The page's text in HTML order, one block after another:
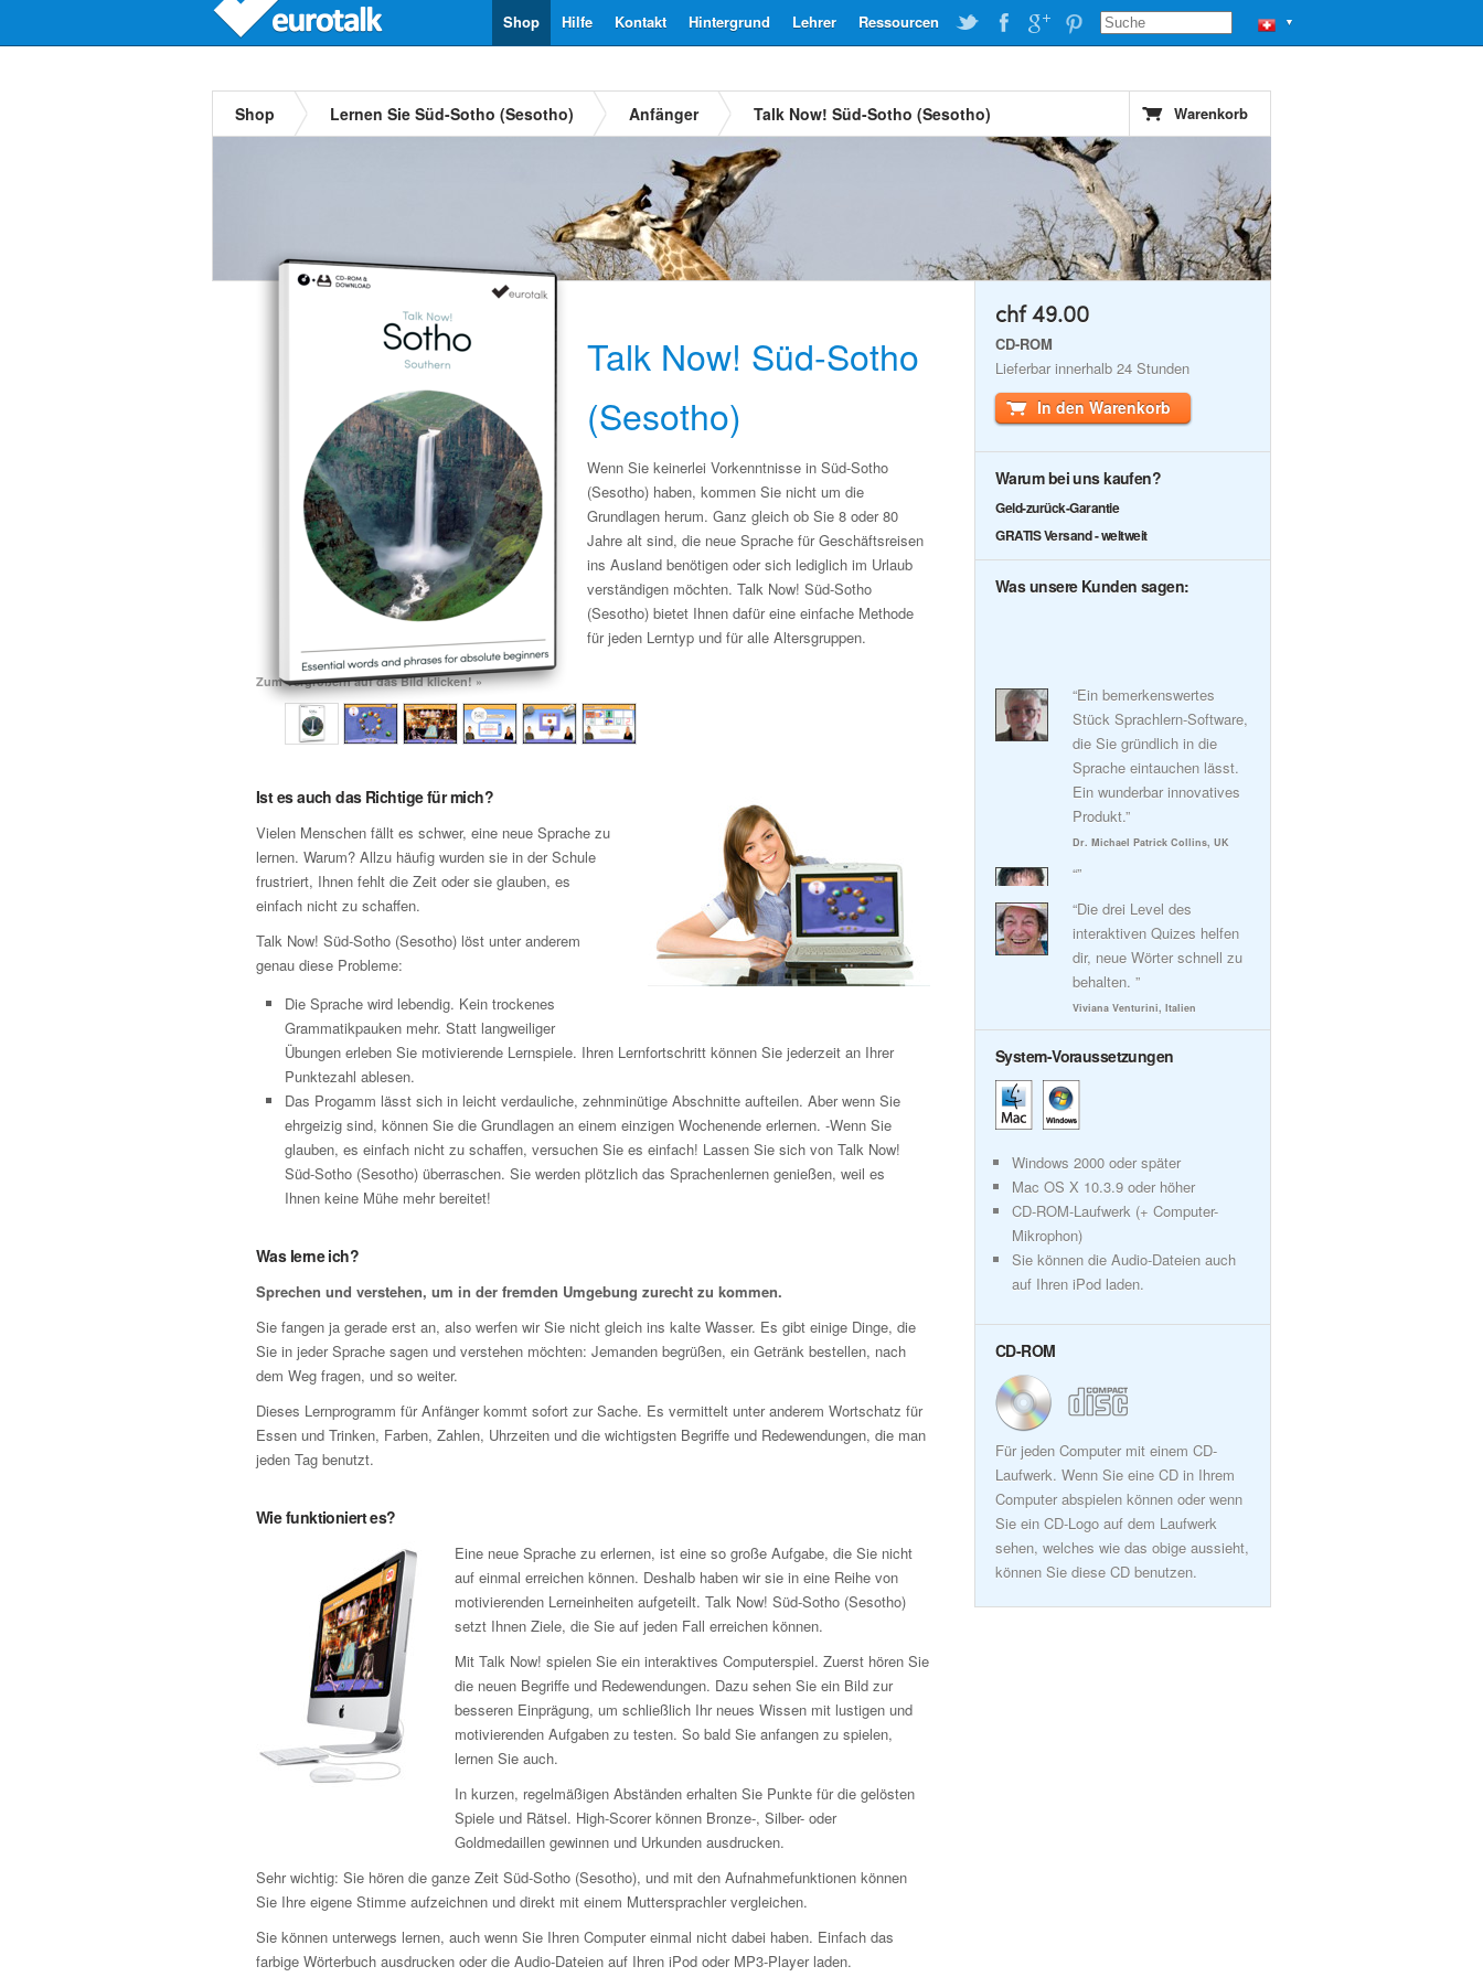
▼
Ressourcen
Lehrer
Hintergrund
Kontakt
Hilfe
Shop
Shop Lernen Sie Süd-Sotho (Sesotho) Anfänger Talk Now! Süd-Sotho (Sesotho) Warenkorb
Talk Now! Süd-Sotho
(Sesotho)
Wenn Sie keinerlei Vorkenntnisse in Süd-Sotho
(Sesotho) haben, kommen Sie nicht um die
Grundlagen herum. Ganz gleich ob Sie 8 oder 80
Jahre alt sind, die neue Sprache für Geschäftsreisen
ins Ausland benötigen oder sich lediglich im Urlaub
verständigen möchten. Talk Now! Süd-Sotho
(Sesotho) bietet Ihnen dafür eine einfache Methode
für jeden Lerntyp und für alle Altersgruppen.
Zum Vergrößern auf das Bild klicken! »
Ist es auch das Richtige für mich?
Vielen Menschen fällt es schwer, eine neue Sprache zu
lernen. Warum? Allzu häufig wurden sie in der Schule
frustriert, Ihnen fehlt die Zeit oder sie glauben, es
einfach nicht zu schaffen.
Talk Now! Süd-Sotho (Sesotho) löst unter anderem
genau diese Probleme:
Die Sprache wird lebendig. Kein trockenes
Grammatikpauken mehr. Statt langweiliger
Übungen erleben Sie motivierende Lernspiele. Ihren Lernfortschritt können Sie jederzeit an Ihrer
Punktezahl ablesen.
Das Progamm lässt sich in leicht verdauliche, zehnminütige Abschnitte aufteilen. Aber wenn Sie
ehrgeizig sind, können Sie die Grundlagen an einem einzigen Wochenende erlernen. -Wenn Sie
glauben, es einfach nicht zu schaffen, versuchen Sie es einfach! Lassen Sie sich von Talk Now!
Süd-Sotho (Sesotho) überraschen. Sie werden plötzlich das Sprachenlernen genießen, weil es
Ihnen keine Mühe mehr bereitet!
Was lerne ich?
Sprechen und verstehen, um in der fremden Umgebung zurecht zu kommen.
Sie fangen ja gerade erst an, also werfen wir Sie nicht gleich ins kalte Wasser. Es gibt einige Dinge, die
Sie in jeder Sprache sagen und verstehen möchten: Jemanden begrüßen, ein Getränk bestellen, nach
dem Weg fragen, und so weiter.
Dieses Lernprogramm für Anfänger kommt sofort zur Sache. Es vermittelt unter anderem Wortschatz für
Essen und Trinken, Farben, Zahlen, Uhrzeiten und die wichtigsten Begriffe und Redewendungen, die man
jeden Tag benutzt.
Wie funktioniert es?
Eine neue Sprache zu erlernen, ist eine so große Aufgabe, die Sie nicht
auf einmal erreichen können. Deshalb haben wir sie in eine Reihe von
motivierenden Lerneinheiten aufgeteilt. Talk Now! Süd-Sotho (Sesotho)
setzt Ihnen Ziele, die Sie auf jeden Fall erreichen können.
Mit Talk Now! spielen Sie ein interaktives Computerspiel. Zuerst hören Sie
die neuen Begriffe und Redewendungen. Dazu sehen Sie ein Bild zur
besseren Einprägung, um schließlich Ihr neues Wissen mit lustigen und
motivierenden Aufgaben zu testen. So bald Sie anfangen zu spielen,
lernen Sie auch.
In kurzen, regelmäßigen Abständen erhalten Sie Punkte für die gelösten
Spiele und Rätsel. High-Scorer können Bronze-, Silber- oder
Goldmedaillen gewinnen und Urkunden ausdrucken.
Sehr wichtig: Sie hören die ganze Zeit Süd-Sotho (Sesotho), und mit den Aufnahmefunktionen können
Sie Ihre eigene Stimme aufzeichnen und direkt mit einem Muttersprachler vergleichen.
Sie können unterwegs lernen, auch wenn Sie Ihren Computer einmal nicht dabei haben. Einfach das
farbige Wörterbuch ausdrucken oder die Audio-Dateien auf Ihren iPod oder MP3-Player laden.
chf 49.00
CD-ROM
Lieferbar innerhalb 24 Stunden
In den Warenkorb
Warum bei uns kaufen?
Geld-zurück-Garantie
GRATIS Versand - weltweit
Was unsere Kunden sagen:
“Ein bemerkenswertes
Stück Sprachlern-Software,
die Sie gründlich in die
Sprache eintauchen lässt.
Ein wunderbar innovatives
Produkt.”
Dr. Michael Patrick Collins, UK
“”
“Die drei Level des
interaktiven Quizes helfen
dir, neue Wörter schnell zu
behalten. ”
Viviana Venturini, Italien
System-Voraussetzungen
Windows 2000 oder später
Mac OS X 10.3.9 oder höher
CD-ROM-Laufwerk (+ Computer-
Mikrophon)
Sie können die Audio-Dateien auch
auf Ihren iPod laden.
CD-ROM
Für jeden Computer mit einem CD-
Laufwerk. Wenn Sie eine CD in Ihrem
Computer abspielen können oder wenn
Sie ein CD-Logo auf dem Laufwerk
sehen, welches wie das obige aussieht,
können Sie diese CD benutzen.